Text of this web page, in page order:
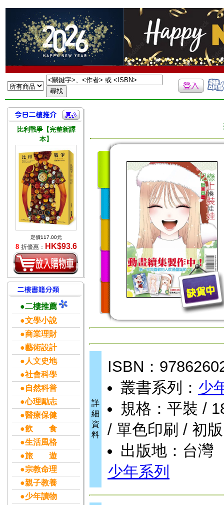
比利戰爭【完整新譯
本】
定價117.00元
8 折優惠： HK$93.6
●二樓推薦
●文學小說
●商業理財
●藝術設計
●人文史地
●社會科學
●自然科普
●心理勵志
●醫療保健
●飲 食
●生活風格
●旅 遊
●宗教命理
●親子教養
●少年讀物
詳
細
資
料
ISBN：
叢書系列： 少
規格：平裝 /
/ 單色印刷 / 初版
出版地：台灣
少年系列